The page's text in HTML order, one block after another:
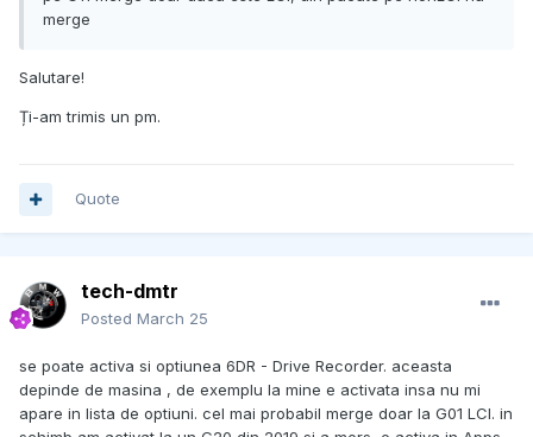
merge
Salutare!
Ți-am trimis un pm.
Quote
tech-dmtr
Posted March 25
se poate activa si optiunea 6DR - Drive Recorder. aceasta
depinde de masina , de exemplu la mine e activata insa nu mi
apare in lista de optiuni. cel mai probabil merge doar la G01 LCI. in